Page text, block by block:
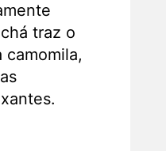
traz o
camomila,